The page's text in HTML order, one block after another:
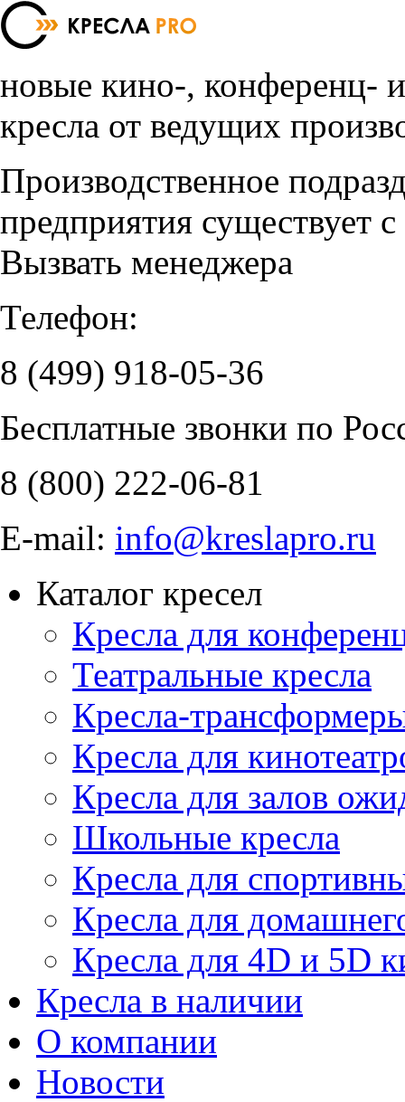
новые кино-, конференц-
кресла от ведущих
Производственное
предприятия существует
Вызвать менеджера
Телефон:
8 (499) 918-05-36
Бесплатные звонки по
8 (800) 222-06-81
E-mail: info@kreslapro.ru
Каталог кресел
Кресла для
Театральные кресла
Кресла-
Кресла для
Кресла для залов
Школьные кресла
Кресла для
Кресла для
Кресла для 4D и 5D
Кресла в наличии
О компании
Новости